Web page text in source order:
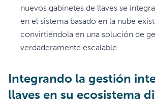
nuevos gabinetes de llaves se
en el sistema basado en la nube
convirtiéndola en una solución de
verdaderamente escalable.
Integrando la gestión
llaves en su ecosistema